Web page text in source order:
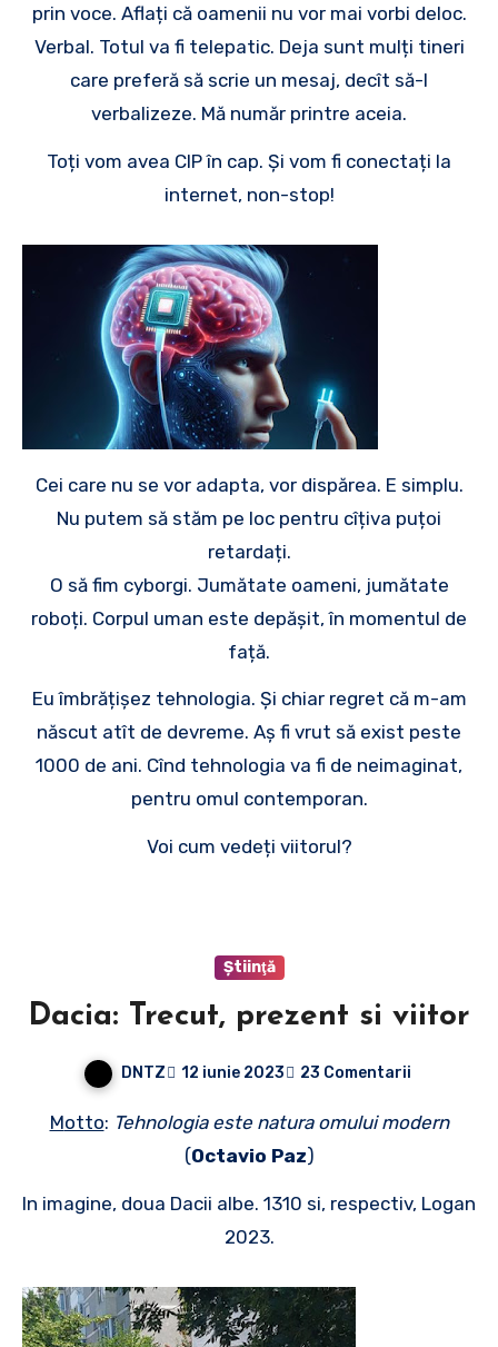
prin voce. Aflați că oamenii nu vor mai vorbi deloc.
Verbal. Totul va fi telepatic. Deja sunt mulți tineri
care preferă să scrie un mesaj, decît să-l
verbalizeze. Mă număr printre aceia.
Toți vom avea CIP în cap. Și vom fi conectați la
internet, non-stop!
Cei care nu se vor adapta, vor dispărea. E simplu.
Nu putem să stăm pe loc pentru cîțiva puțoi
retardați.
O să fim cyborgi. Jumătate oameni, jumătate
roboți. Corpul uman este depășit, în momentul de
față.
Eu îmbrățișez tehnologia. Și chiar regret că m-am
născut atît de devreme. Aș fi vrut să exist peste
1000 de ani. Cînd tehnologia va fi de neimaginat,
pentru omul contemporan.
Voi cum vedeți viitorul?
Ştiinţă
Dacia: Trecut, prezent si viitor
DNTZ 12 iunie 2023 23 Comentarii
Motto: Tehnologia este natura omului modern
(Octavio Paz)
In imagine, doua Dacii albe. 1310 si, respectiv, Logan
2023.